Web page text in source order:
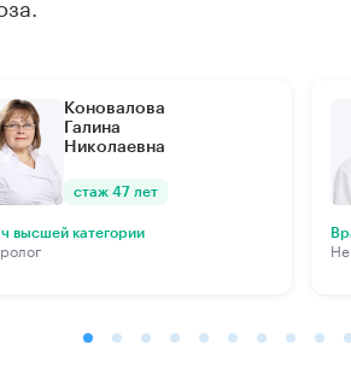
Коновалова
Галина
Николаевна
стаж 47 лет
высшей категории